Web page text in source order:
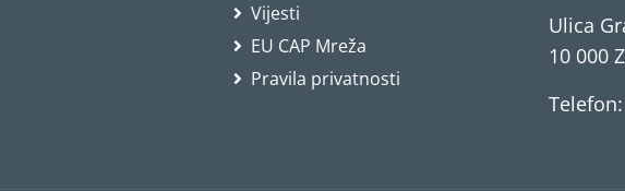
Vijesti
EU CAP Mreža
Pravila privatnosti
Ulica
10 000